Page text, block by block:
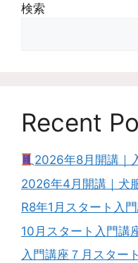
検索
Recent
2026年8月開講｜
2026年4月開講｜犬
R8年1月スタート入
10月スタート入門講
入門講座７月スター